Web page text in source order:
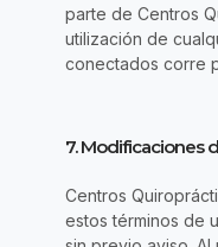
parte de Centros
utilización de
conectados corre
7. Modificaciones
Centros
estos términos de